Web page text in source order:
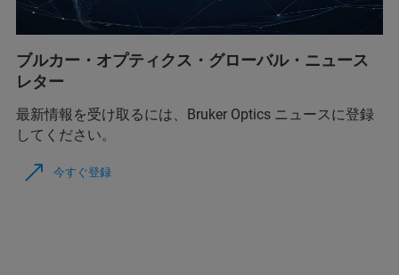
ブルカー・オプティクス・グローバル・ニュース
レター
最新情報を受け取るには、Bruker Optics ニュースに登録
してください。
今すぐ登録